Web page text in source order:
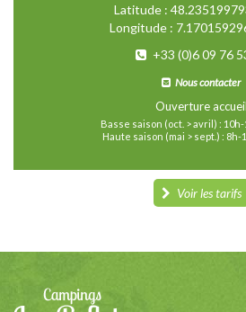
Latitude :
Longitude :
+33 (0)6 09 76
Nous contacter
Ouverture accueil
Basse saison (oct. > avril) :
Haute saison (mai > sept.) : 8h-
Voir les tarifs